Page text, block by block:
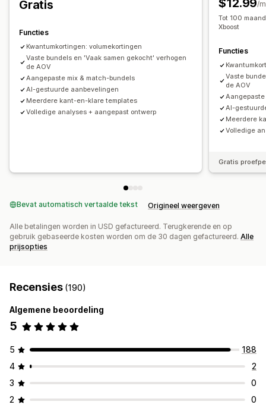
Vaste prijzen
Kwantumkortingen Kortingen Volumekortingen
Forfaitaire kortingen Percentagekortingen
Twee voor de prijs van één Abonnementen
Bulkprijzen
Groothandelsprijzen Dynamische prijzen
Aangepaste prijzen
Upsell-kortingen
Kortingen beheren
Aangepaste code Aangepaste lettertypen
Campagnes Triggers en regels
Targeting Segmentering Analytics
Gratis
Functies
Kwantumkortingen: volumekortingen
Vaste bundels en 'Vaak samen gekocht' verhogen
de AOV
Aangepaste mix & match-bundels
AI-gestuurde aanbevelingen
Meerdere kant-en-klare templates
Volledige analyses + aangepast ontwerp
$12.99/
Tot 100
Xboost
Functies
Vaste
de AOV
AI-
Meerdere
Volledige
Gratis
Bevat automatisch vertaalde tekst Origineel weergeven
Alle betalingen worden in USD gefactureerd. Terugkerende en op
gebruik gebaseerde kosten worden om de 30 dagen gefactureerd. Alle
prijsopties
Recensies (190)
Algemene beoordeling
5
5
188
4
2
3
0
2
0